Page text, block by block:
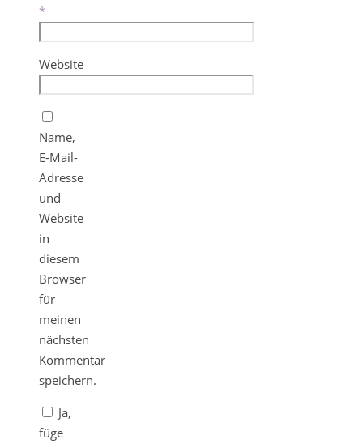
*
Website
Name,
E-Mail-
Adresse
und
Website
in
diesem
Browser
für
meinen
nächsten
Kommentar
speichern.
Ja,
füge